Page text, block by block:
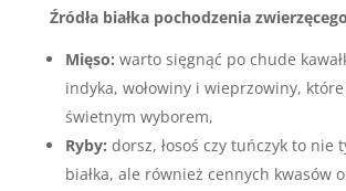
Źródła białka pochodzenia
Mięso: warto sięgnąć po chude
indyka, wołowiny i wieprzowiny,
świetnym wyborem,
Ryby: dorsz, łosoś czy tuńczyk to nie
białka, ale również cennych kwasów